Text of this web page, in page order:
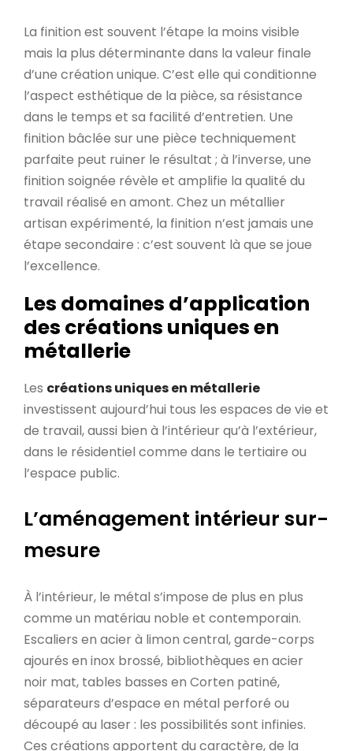
La finition est souvent l’étape la moins visible
mais la plus déterminante dans la valeur finale
d’une création unique. C’est elle qui conditionne
l’aspect esthétique de la pièce, sa résistance
dans le temps et sa facilité d’entretien. Une
finition bâclée sur une pièce techniquement
parfaite peut ruiner le résultat ; à l’inverse, une
finition soignée révèle et amplifie la qualité du
travail réalisé en amont. Chez un métallier
artisan expérimenté, la finition n’est jamais une
étape secondaire : c’est souvent là que se joue
l’excellence.
Les domaines d’application
des créations uniques en
métallerie
Les créations uniques en métallerie
investissent aujourd’hui tous les espaces de vie et
de travail, aussi bien à l’intérieur qu’à l’extérieur,
dans le résidentiel comme dans le tertiaire ou
l’espace public.
L’aménagement intérieur sur-
mesure
À l’intérieur, le métal s’impose de plus en plus
comme un matériau noble et contemporain.
Escaliers en acier à limon central, garde-corps
ajourés en inox brossé, bibliothèques en acier
noir mat, tables basses en Corten patiné,
séparateurs d’espace en métal perforé ou
découpé au laser : les possibilités sont infinies.
Ces créations apportent du caractère, de la